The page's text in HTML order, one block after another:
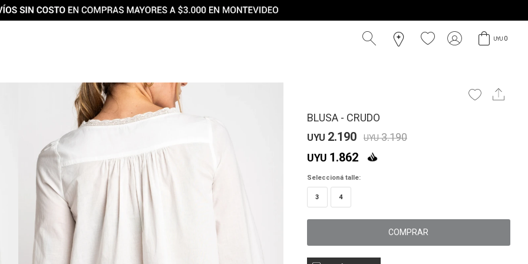
UYU 0
BLUSA - CRUDO
UYU 2.190 UYU 3.190
UYU 1.862
Seleccioná talle:
3 4
COMPRAR